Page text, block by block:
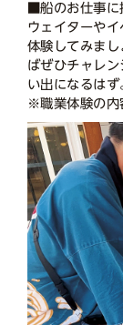
■船のお仕事
ウェイターや
体験してみま
ばぜひチャレ
い出になるはず
※職業体験の内